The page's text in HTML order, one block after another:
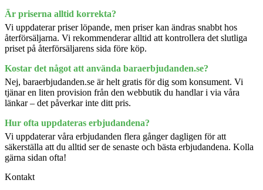
Är priserna alltid korrekta?
Vi uppdaterar priser löpande, men priser kan ändras snabbt hos
återförsäljarna. Vi rekommenderar alltid att kontrollera det slutliga
priset på återförsäljarens sida före köp.
Kostar det något att använda baraerbjudanden.se?
Nej, baraerbjudanden.se är helt gratis för dig som konsument. Vi
tjänar en liten provision från den webbutik du handlar i via våra
länkar – det påverkar inte ditt pris.
Hur ofta uppdateras erbjudandena?
Vi uppdaterar våra erbjudanden flera gånger dagligen för att
säkerställa att du alltid ser de senaste och bästa erbjudandena. Kolla
gärna sidan ofta!
Kontakt